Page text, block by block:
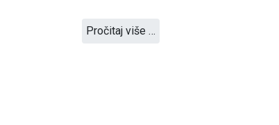
Pročitaj više …